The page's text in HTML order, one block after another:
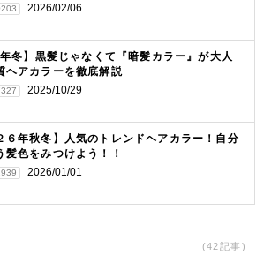
2026/02/06
冬】黒髪じゃなくて『暗髪カラー』が大人
ヘアカラーを徹底解説
2025/10/29
６年秋冬】人気のトレンドヘアカラー！自分
髪色をみつけよう！！
2026/01/01
(42記事)